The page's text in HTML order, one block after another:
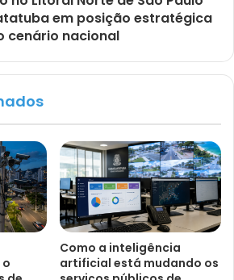
em posição estratégica
cenário nacional
Como a inteligência
artificial está mudando os